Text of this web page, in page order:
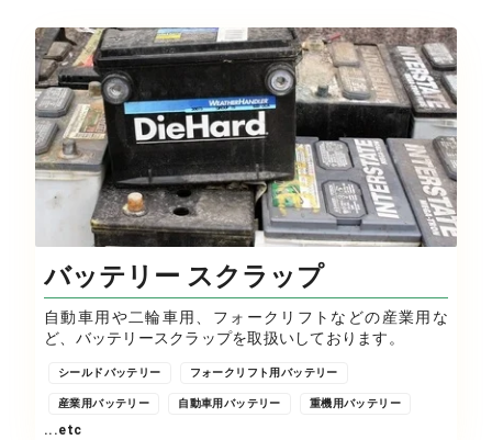
バッテリー スクラップ
自動車用や二輪車用、フォークリフトなどの産業用な
ど、バッテリースクラップを取扱いしております。
シールドバッテリー フォークリフト用バッテリー
産業用バッテリー 自動車用バッテリー 重機用バッテリー
...etc